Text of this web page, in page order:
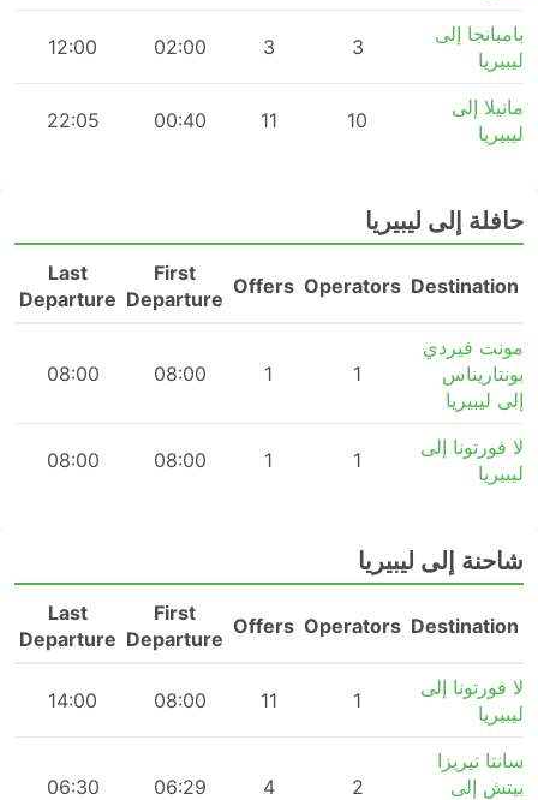
بامبانجا إلى
ليبيريا
3
3
02:00
12:00
مانيلا إلى
ليبيريا
10
11
00:40
22:05
حافلة إلى ليبيريا
Destination
Operators
Offers
First
Departure
Last
Departure
مونت فيردي
بونتاريناس
إلى ليبيريا
1
1
08:00
08:00
لا فورتونا إلى
ليبيريا
1
1
08:00
08:00
شاحنة إلى ليبيريا
Destination
Operators
Offers
First
Departure
Last
Departure
لا فورتونا إلى
ليبيريا
1
11
08:00
14:00
سانتا تيريزا
بيتش إلى
2
4
06:29
06:30